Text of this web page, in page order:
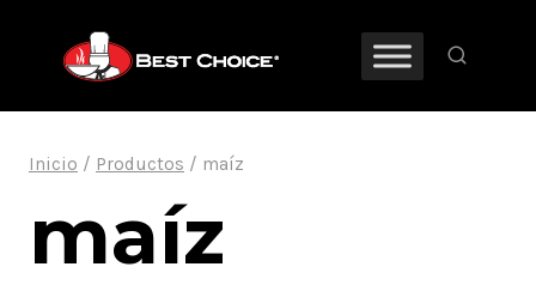
contenido
Inicio / Productos / maíz
maíz